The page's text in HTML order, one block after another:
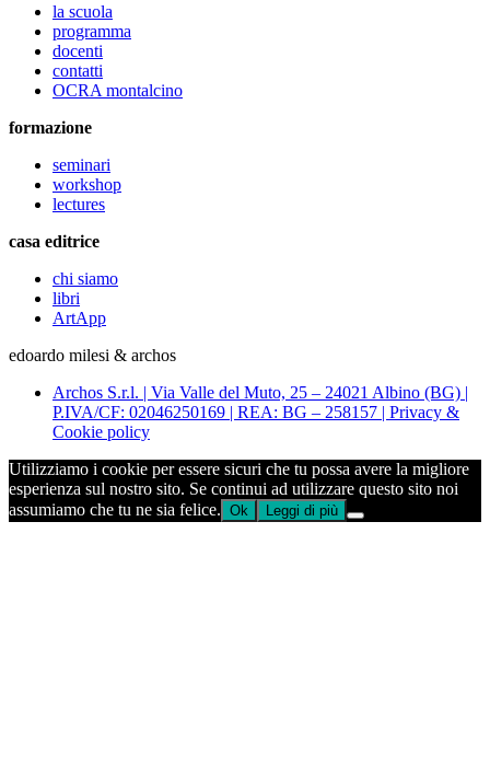
la scuola
programma
docenti
contatti
OCRA montalcino
formazione
seminari
workshop
lectures
casa editrice
chi siamo
libri
ArtApp
edoardo milesi & archos
Archos S.r.l. | Via Valle del Muto, 25 – 24021 Albino (BG) |
P.IVA/CF: 02046250169 | REA: BG – 258157 | Privacy &
Cookie policy
Utilizziamo i cookie per essere sicuri che tu possa avere la migliore
esperienza sul nostro sito. Se continui ad utilizzare questo sito noi
assumiamo che tu ne sia felice. Ok Leggi di più